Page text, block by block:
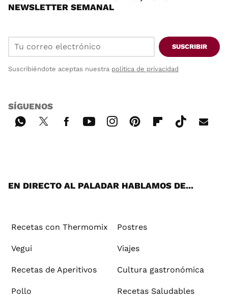
NEWSLETTER SEMANAL
SUSCRIBIR
Suscribiéndote aceptas nuestra política de privacidad
SÍGUENOS
EN DIRECTO AL PALADAR HABLAMOS DE...
Recetas con Thermomix Postres
Vegui Viajes
Recetas de Aperitivos Cultura gastronómica
Pollo Recetas Saludables